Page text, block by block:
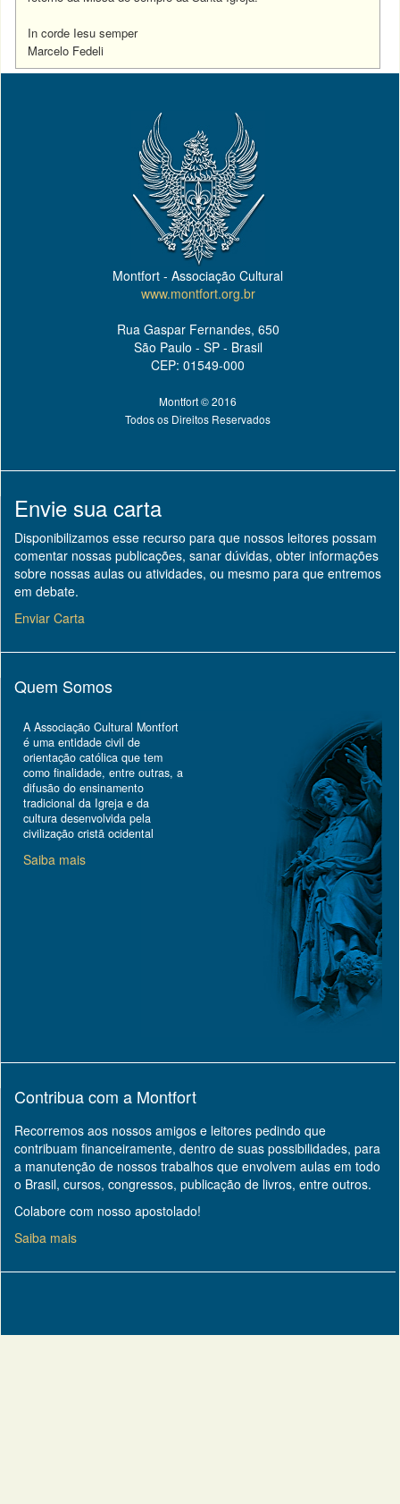
In corde Iesu semper
Marcelo Fedeli
Montfort - Associação Cultural
www.montfort.org.br
Rua Gaspar Fernandes, 650
São Paulo - SP - Brasil
CEP: 01549-000
Montfort © 2016
Todos os Direitos Reservados
Envie sua carta
Disponibilizamos esse recurso para que nossos leitores possam
comentar nossas publicações, sanar dúvidas, obter informações
sobre nossas aulas ou atividades, ou mesmo para que entremos
em debate.
Enviar Carta
Quem Somos
A Associação Cultural Montfort
é uma entidade civil de
orientação católica que tem
como finalidade, entre outras, a
difusão do ensinamento
tradicional da Igreja e da
cultura desenvolvida pela
civilização cristã ocidental
Saiba mais
Contribua com a Montfort
Recorremos aos nossos amigos e leitores pedindo que
contribuam financeiramente, dentro de suas possibilidades, para
a manutenção de nossos trabalhos que envolvem aulas em todo
o Brasil, cursos, congressos, publicação de livros, entre outros.
Colabore com nosso apostolado!
Saiba mais